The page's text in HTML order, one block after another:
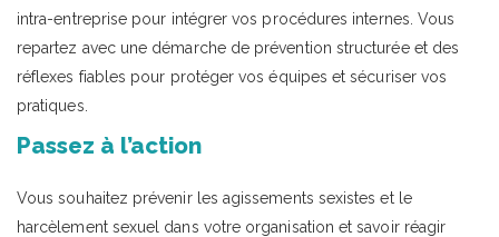
intra-entreprise pour intégrer vos procédures internes. Vous
repartez avec une démarche de prévention structurée et des
réflexes fiables pour protéger vos équipes et sécuriser vos
pratiques.
Passez à l’action
Vous souhaitez prévenir les agissements sexistes et le
harcèlement sexuel dans votre organisation et savoir réagir